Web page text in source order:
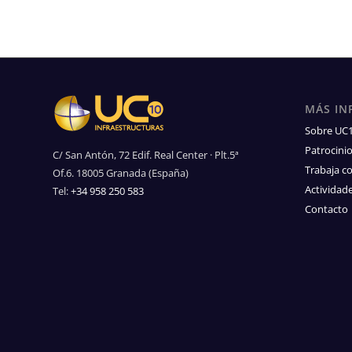
C/ San Antón, 72 Edif. Real Center · Plt.5ª
Of.6. 18005 Granada (España)
Tel:+34 958 250 583
MÁS
Sobre
Trabaja
Contacto